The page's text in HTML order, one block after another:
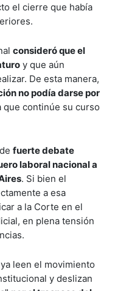
el cierre que había
consideró que el
y que aún
De esta manera,
no podía darse por
que continúe su curso
fuerte debate
laboral nacional a
. Si bien el
a esa
a la Corte en el
en plena tensión
leen el movimiento
y deslizan